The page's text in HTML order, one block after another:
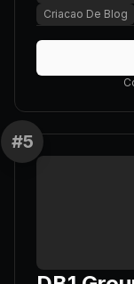
Criacao De Blog
#5